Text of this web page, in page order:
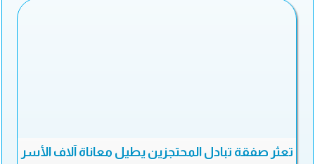
تعثر صفقة تبادل المحتجزين يطيل معاناة آلاف الأسر